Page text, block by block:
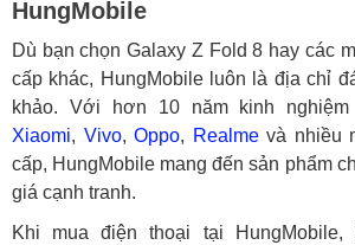
HungMobile
Dù bạn chọn Galaxy Z Fold 8 hay các
cấp khác, HungMobile luôn là địa chỉ
khảo. Với hơn 10 năm kinh nghiệm
Xiaomi, Vivo,Oppo, Realmevà nhiều
cấp, HungMobile mang đến sản phẩm
giá cạnh tranh.
Khi mua điện thoại tại